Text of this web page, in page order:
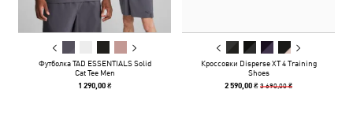
Футболка TAD ESSENTIALS Solid
Cat Tee Men
1 290,00 ₴
Кроссовки Disperse XT 4 Training
Shoes
2 590,00 ₴3 690,00 ₴